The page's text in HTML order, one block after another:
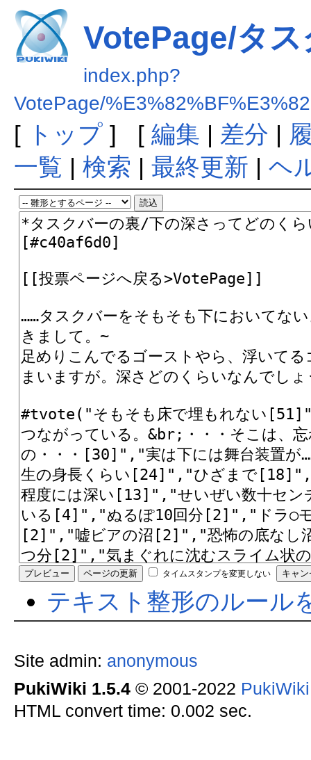
VotePage/タ
index.php?
VotePage/
[ トップ] [ 編集 | 差分 |
一覧 | 検索 | 最終更新 | ヘ
タイムスタンプを変更しない
テキスト整形のルール
Site admin: anonymous
PukiWiki 1.5.4© 2001-2022
HTML convert time: 0.002 sec.